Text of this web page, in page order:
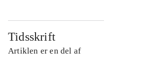
Tidsskrift
Artiklen er en del af